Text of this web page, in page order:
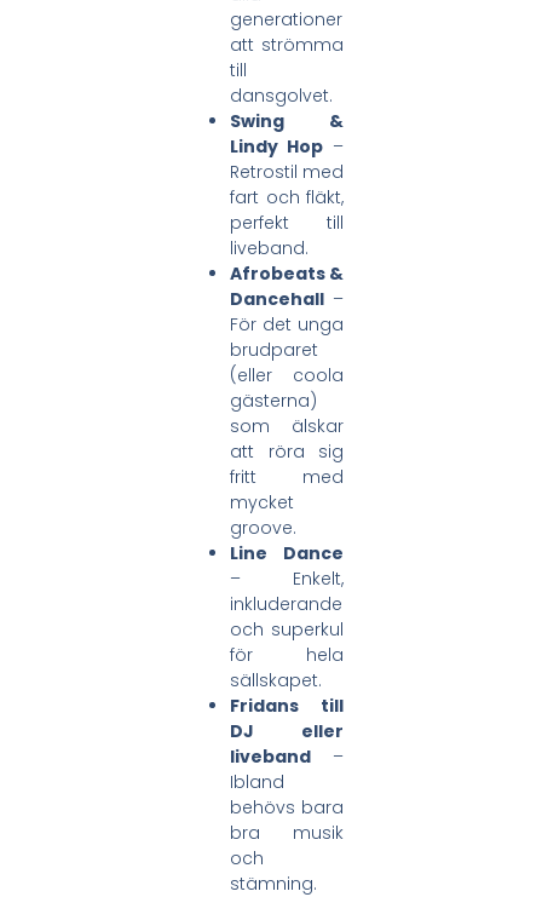
generationer
att strömma
till
dansgolvet.
Swing &
Lindy Hop –
Retrostil med
fart och fläkt,
perfekt till
liveband.
Afrobeats &
Dancehall –
För det unga
brudparet
(eller coola
gästerna)
som älskar
att röra sig
fritt med
mycket
groove.
Line Dance
– Enkelt,
inkluderande
och superkul
för hela
sällskapet.
Fridans till
DJ eller
liveband –
Ibland
behövs bara
bra musik
och
stämning.